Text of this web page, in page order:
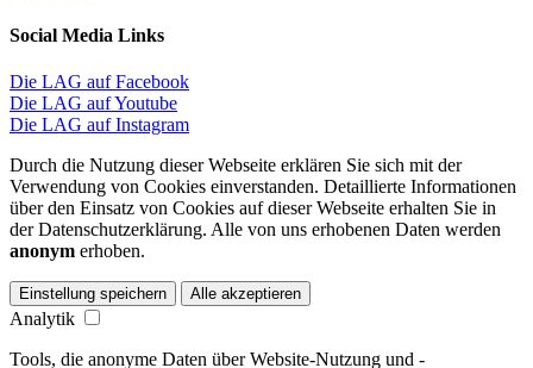
Social Media Links
Die LAG auf Facebook
Die LAG auf Youtube
Die LAG auf Instagram
Durch die Nutzung dieser Webseite erklären Sie sich mit der
Verwendung von Cookies einverstanden. Detaillierte Informationen
über den Einsatz von Cookies auf dieser Webseite erhalten Sie in
der Datenschutzerklärung. Alle von uns erhobenen Daten werden
anonym erhoben.
Einstellung speichern Alle akzeptieren
Analytik
Tools, die anonyme Daten über Website-Nutzung und -